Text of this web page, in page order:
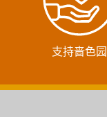
支持啬色园